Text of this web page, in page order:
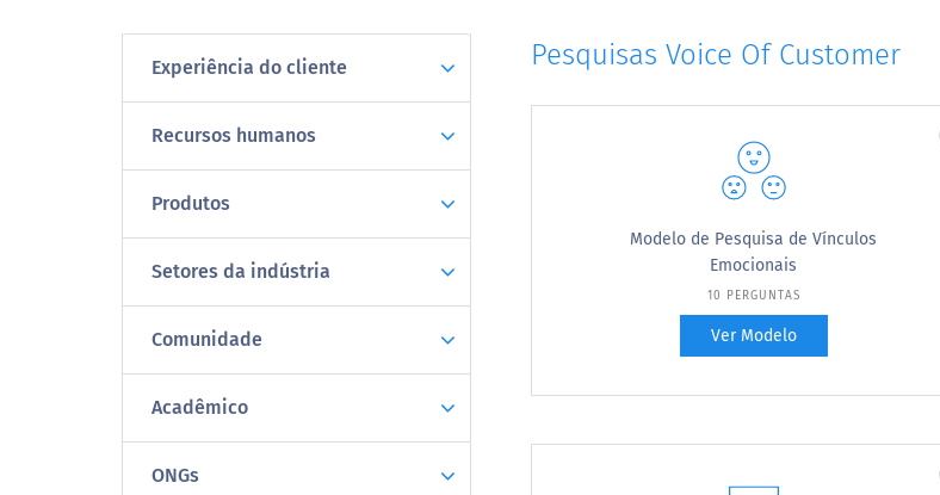
Experiência do cliente
Recursos humanos
Produtos
Setores da indústria
Comunidade
Acadêmico
ONGs
Pesquisas Voice Of Customer
Modelo de Pesquisa de Vínculos
Emocionais
10 PERGUNTAS
Ver Modelo
clientes realmente possuem uma ligação